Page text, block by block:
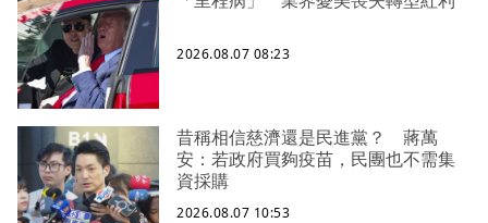
2026.08.07 08:23
昔稱相信慈濟還是民進黨？ 蔣萬
安：若政府買夠疫苗，民團也不需集
資採購
2026.08.07 10:53